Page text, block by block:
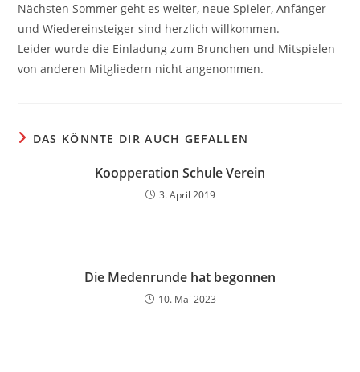
Nächsten Sommer geht es weiter, neue Spieler, Anfänger
und Wiedereinsteiger sind herzlich willkommen.
Leider wurde die Einladung zum Brunchen und Mitspielen
von anderen Mitgliedern nicht angenommen.
DAS KÖNNTE DIR AUCH GEFALLEN
Koopperation Schule Verein
3. April 2019
Die Medenrunde hat begonnen
10. Mai 2023